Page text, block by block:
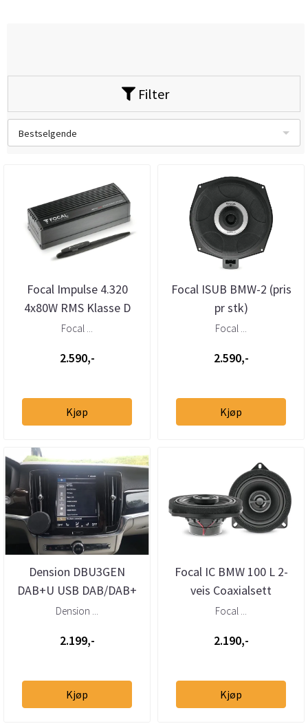
Filter
Bestselgende
Focal Impulse 4.320
4x80W RMS Klasse D
Forsterker
Focal ...
2.590,-
Kjøp
Focal ISUB BMW-2 (pris
pr stk)
Focal ...
2.590,-
Kjøp
Dension DBU3GEN
DAB+U USB DAB/DAB+
mottaker – helintegrert
Dension ...
2.199,-
Kjøp
Focal IC BMW 100 L 2-
veis Coaxialsett
Focal ...
2.190,-
Kjøp